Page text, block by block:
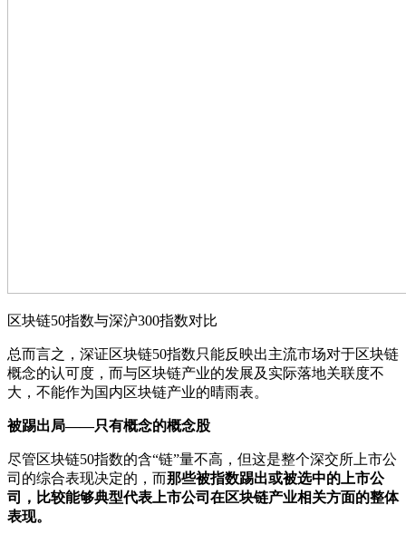
区块链50指数与深沪300指数对比
总而言之，深证区块链50指数只能反映出主流市场对于区块链
概念的认可度，而与区块链产业的发展及实际落地关联度不
大，不能作为国内区块链产业的晴雨表。
被踢出局——只有概念的概念股
尽管区块链50指数的含“链”量不高，但这是整个深交所上市公
司的综合表现决定的，而那些被指数踢出或被选中的上市公
司，比较能够典型代表上市公司在区块链产业相关方面的整体
表现。